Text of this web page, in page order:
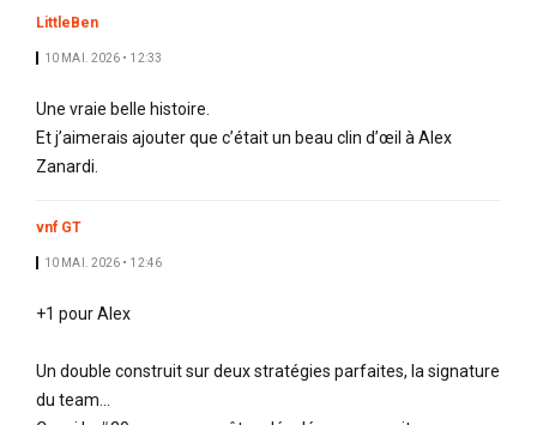
LittleBen
10 MAI. 2026 • 12:33
Une vraie belle histoire.
Et j’aimerais ajouter que c’était un beau clin d’œil à Alex
Zanardi.
vnf GT
10 MAI. 2026 • 12:46
+1 pour Alex
Un double construit sur deux stratégies parfaites, la signature
du team...